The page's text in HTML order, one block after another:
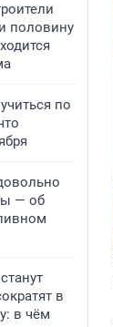
половину
по
— об
в
в чём